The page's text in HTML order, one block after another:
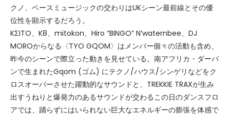
クノ、ベースミュージックの交わりはUKシーン最前線とその優
位性を顕示するだろう。
KΣITO、K8、mitokon、Hiro “BINGO” N’waternbee、DJ
MOROからなる〈TYO GQOM〉はメンバー個々の活動も含め、
昨今のシーンで際立った動きを見せている。南アフリカ・ダーバ
ンで生まれたGqom (ゴム) にテクノ/ハウス/シンゲリなどをク
ロスオーバーさせた躍動的なサウンドと、TREKKIE TRAXが生み
出すうねりと爆発力のあるサウンドが交わるこの日のダンスフロ
アでは、踊らずにはいられない巨大なエネルギーの膨張を体感で